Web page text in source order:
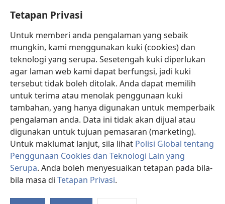
Tetapan Privasi
Untuk memberi anda pengalaman yang sebaik
mungkin, kami menggunakan kuki (cookies) dan
teknologi yang serupa. Sesetengah kuki diperlukan
agar laman web kami dapat berfungsi, jadi kuki
tersebut tidak boleh ditolak. Anda dapat memilih
untuk terima atau menolak penggunaan kuki
tambahan, yang hanya digunakan untuk memperbaik
pengalaman anda. Data ini tidak akan dijual atau
digunakan untuk tujuan pemasaran (marketing).
Untuk maklumat lanjut, sila lihat Polisi Global tentang
Penggunaan Cookies dan Teknologi Lain yang
Serupa. Anda boleh menyesuaikan tetapan pada bila-
bila masa di Tetapan Privasi.
(membuka
tetingkap
baharu)PERPUSTAKAAN DALAM TALIAN Watchtower
(membuka
tetingkap
baharu)JW Hub
(membuka
tetingkap
baharu)
®
Watchtower Library®
Copyright© 2026 Watch Tower Bible and Tract Society of Pennsylvania.
SYARAT PENGGUNAAN | POLISI PRIVASI